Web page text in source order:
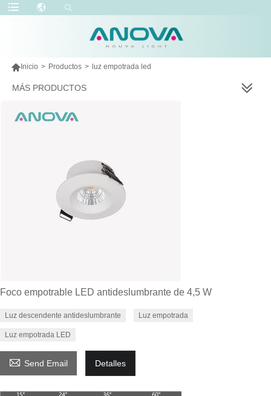
Inicio > Productos > luz empotrada led
MÁS PRODUCTOS
Foco empotrable LED antideslumbrante de 4,5 W
Luz descendente antideslumbrante Luz empotrada
Luz empotrada LED
 Send Email Detalles